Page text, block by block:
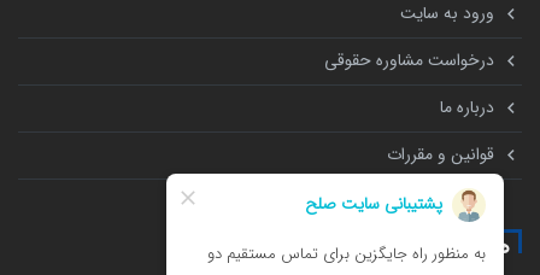
ورود به سایت
درخواست مشاوره حقوقی
درباره ما
قوانین و مقررات
همه چیز درباره